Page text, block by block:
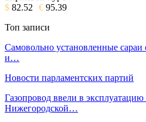
$ 82.52 € 95.39
Топ записи
Самовольно установленные сараи
и…
Новости парламентских партий
Газопровод ввели в
Нижегородской…